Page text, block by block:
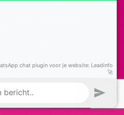
klikken ga je akkoord
van
op de website wordt